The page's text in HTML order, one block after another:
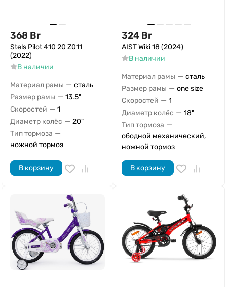
368 Br
Stels Pilot 410 20 Z011
(2022)
В наличии
Материал рамы — сталь
Размер рамы — 13.5"
Скоростей — 1
Диаметр колёс — 20"
Тип тормоза —
ножной тормоз
В корзину
324 Br
AIST Wiki 18 (2024)
В наличии
Материал рамы — сталь
Размер рамы — one size
Скоростей — 1
Диаметр колёс — 18"
Тип тормоза —
ободной механический,
ножной тормоз
В корзину